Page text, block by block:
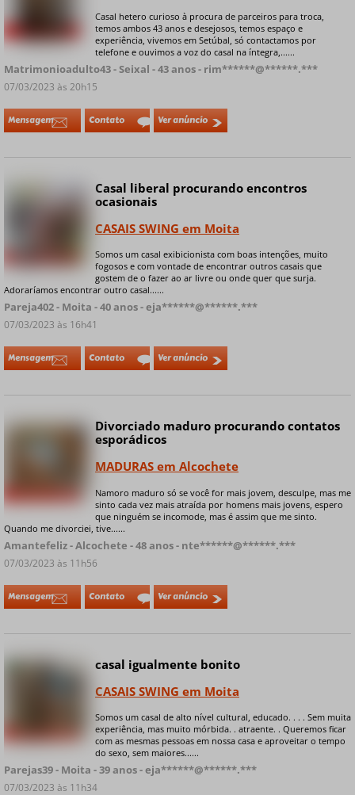
+ 7 fotos privadas
Casal hetero curioso à procura de parceiros para troca,
temos ambos 43 anos e desejosos, temos espaço e
experiência, vivemos em Setúbal, só contactamos por
telefone e ouvimos a voz do casal na íntegra,......
Matrimonioadulto43 - Seixal - 43 anos - rim******@******.***
07/03/2023 às 20h15
Mensagem Contato Ver anúncio
Casal liberal procurando encontros
ocasionais
CASAIS SWING em Moita
Somos um casal exibicionista com boas intenções, muito
fogosos e com vontade de encontrar outros casais que
gostem de o fazer ao ar livre ou onde quer que surja.
Adoraríamos encontrar outro casal......
Pareja402 - Moita - 40 anos - eja******@******.***
07/03/2023 às 16h41
Mensagem Contato Ver anúncio
+ 8 fotos privadas
Divorciado maduro procurando contatos
esporádicos
MADURAS em Alcochete
Namoro maduro só se você for mais jovem, desculpe, mas me
sinto cada vez mais atraída por homens mais jovens, espero
que ninguém se incomode, mas é assim que me sinto.
Quando me divorciei, tive......
Amantefeliz - Alcochete - 48 anos - nte******@******.***
07/03/2023 às 11h56
Mensagem Contato Ver anúncio
Online
+ 9 fotos privadas
casal igualmente bonito
CASAIS SWING em Moita
Somos um casal de alto nível cultural, educado. . . . Sem muita
experiência, mas muito mórbida. . atraente. . Queremos ficar
com as mesmas pessoas em nossa casa e aproveitar o tempo
do sexo, sem maiores......
Parejas39 - Moita - 39 anos - eja******@******.***
07/03/2023 às 11h34